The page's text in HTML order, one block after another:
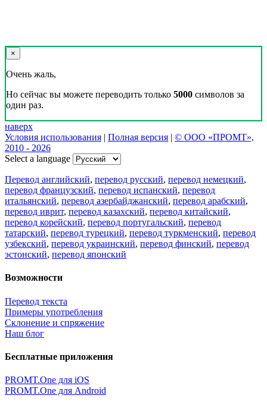
×
Очень жаль,
Но сейчас вы можете переводить только 5000 символов за
один раз.
наверх
Условия использования | Полная версия | © ООО «ПРОМТ»,
2010 - 2026
Select a language
Перевод английский, перевод русский, перевод немецкий,
перевод французский, перевод испанский, перевод
итальянский, перевод азербайджанский, перевод арабский,
перевод иврит, перевод казахский, перевод китайский,
перевод корейский, перевод португальский, перевод
татарский, перевод турецкий, перевод туркменский, перевод
узбекский, перевод украинский, перевод финский, перевод
эстонский, перевод японский
Возможности
Перевод текста
Примеры употребления
Склонение и спряжение
Наш блог
Бесплатные приложения
PROMT.One для iOS
PROMT.One для Android